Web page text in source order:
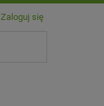
Zaloguj się